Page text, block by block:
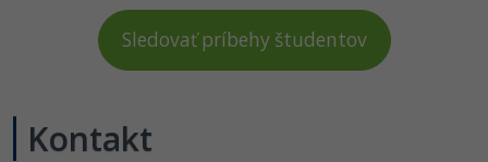
Sledovať príbehy študentov
Kontakt